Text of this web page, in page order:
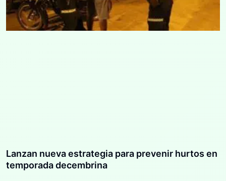
Lanzan nueva estrategia para prevenir hurtos en
temporada decembrina